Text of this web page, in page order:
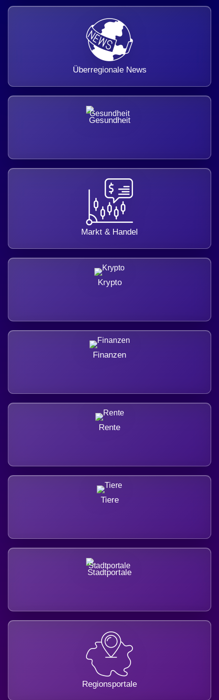
Überregionale News
Gesundheit
Markt & Handel
Krypto
Finanzen
Rente
Tiere
Stadtportale
Regionsportale